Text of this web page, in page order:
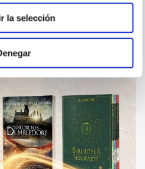
la selección